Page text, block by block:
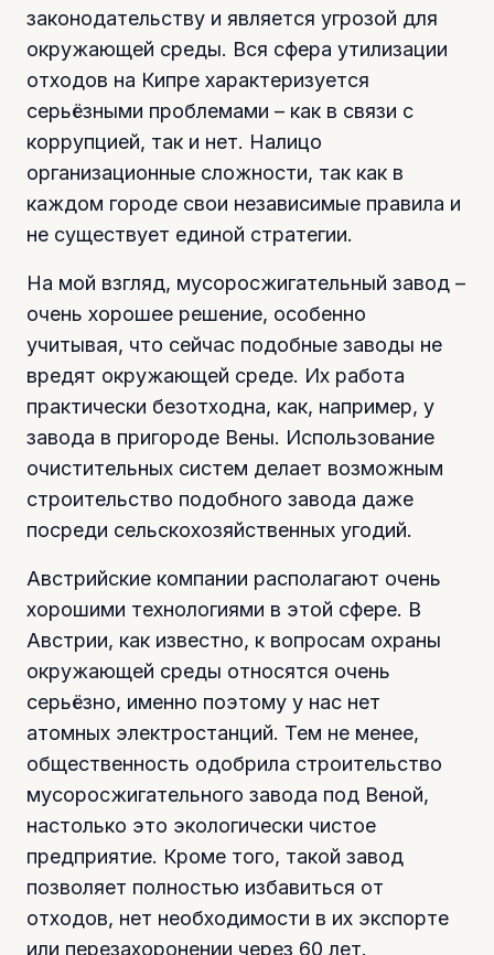
законодательству и является угрозой для
окружающей среды. Вся сфера утилизации
отходов на Кипре характеризуется
серьёзными проблемами – как в связи с
коррупцией, так и нет. Налицо
организационные сложности, так как в
каждом городе свои независимые правила и
не существует единой стратегии.
На мой взгляд, мусоросжигательный завод –
очень хорошее решение, особенно
учитывая, что сейчас подобные заводы не
вредят окружающей среде. Их работа
практически безотходна, как, например, у
завода в пригороде Вены. Использование
очистительных систем делает возможным
строительство подобного завода даже
посреди сельскохозяйственных угодий.
Австрийские компании располагают очень
хорошими технологиями в этой сфере. В
Австрии, как известно, к вопросам охраны
окружающей среды относятся очень
серьёзно, именно поэтому у нас нет
атомных электростанций. Тем не менее,
общественность одобрила строительство
мусоросжигательного завода под Веной,
настолько это экологически чистое
предприятие. Кроме того, такой завод
позволяет полностью избавиться от
отходов, нет необходимости в их экспорте
или перезахоронении через 60 лет.